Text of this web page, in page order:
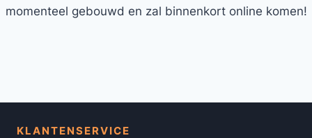
momenteel gebouwd en zal binnenkort online komen!
KLANTENSERVICE